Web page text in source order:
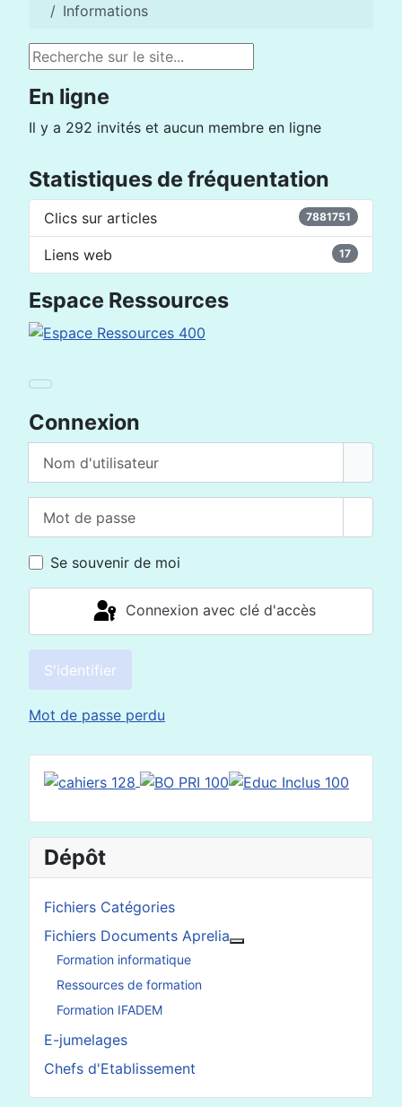
Espace Ressources
Connexion
Se souvenir de moi
Connexion avec clé d'accès
S'identifier
Mot de passe perdu
Dépôt
Fichiers Catégories
Fichiers Documents Aprelia
Formation informatique
Ressources de formation
Formation IFADEM
E-jumelages
Chefs d'Etablissement
Informations
Rechercher
En ligne
Il y a 292 invités et aucun membre en ligne
Statistiques de fréquentation
Clics sur articles 7881751
Liens web 17